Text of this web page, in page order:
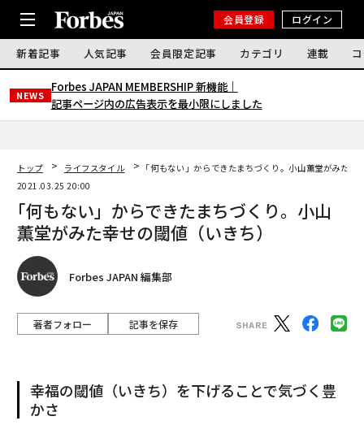
会員登録 ログイン
新着記事 人気記事 会員限定記事 カテゴリ 連載
NEWS
Forbes JAPAN MEMBERSHIP 新機能｜
記事ページ内の広告表示を最小限にしました
トップ ライフスタイル
｢何もない」からできたまちづくり。小山薫堂がみた幸
2021.03.25 20:00
｢何もない」からできたまちづくり。小山
薫堂がみた幸せの閾値（いきち）
Forbes JAPAN 編集部
著者フォロー 記事を保存
幸福の閾値（いきち）を下げることで気づく豊
かさ